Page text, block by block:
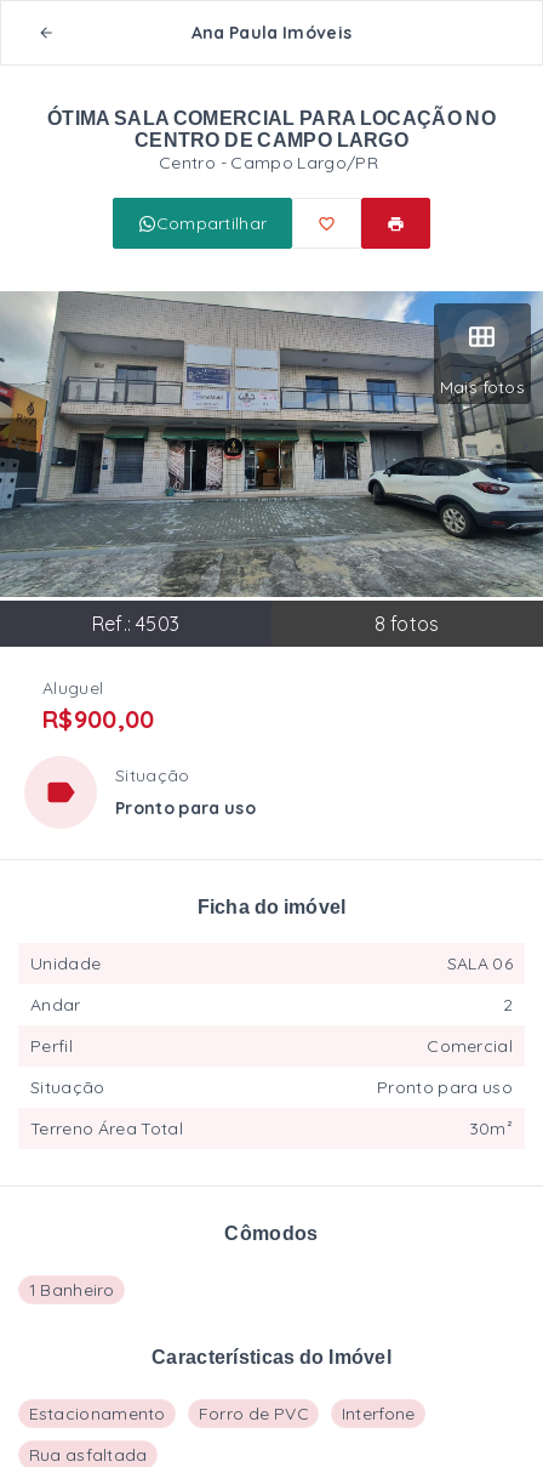
Ana Paula Imóveis
ÓTIMA SALA COMERCIAL PARA LOCAÇÃO NO
CENTRO DE CAMPO LARGO
Centro - Campo Largo/PR
Compartilhar
Mais fotos
Ref.: 4503 8 fotos
Aluguel
R$900,00
Situação
Pronto para uso
Cômodos
1 Banheiro
Características do Imóvel
Estacionamento Forro de PVC
Interfone
Rua asfaltada
Ficha do imóvel
Unidade
SALA 06
Andar
2
Perfil
Comercial
Situação
Pronto para uso
Terreno Área Total
30m²